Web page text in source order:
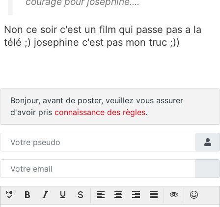
Non ce soir c'est un film qui passe pas a la
télé ;) josephine c'est pas mon truc ;))
Bonjour, avant de poster, veuillez vous assurer
d'avoir pris connaissance des règles.